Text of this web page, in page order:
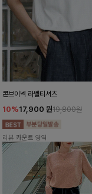
콘브이넥 라벨티셔츠
10%17,900 원19,800원
리뷰 카운트 영역